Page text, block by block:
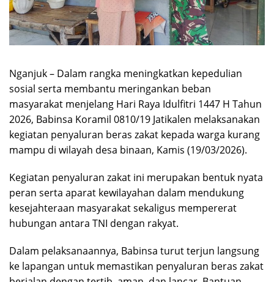
Nganjuk – Dalam rangka meningkatkan kepedulian
sosial serta membantu meringankan beban
masyarakat menjelang Hari Raya Idulfitri 1447 H Tahun
2026, Babinsa Koramil 0810/19 Jatikalen melaksanakan
kegiatan penyaluran beras zakat kepada warga kurang
mampu di wilayah desa binaan, Kamis (19/03/2026).
Kegiatan penyaluran zakat ini merupakan bentuk nyata
peran serta aparat kewilayahan dalam mendukung
kesejahteraan masyarakat sekaligus mempererat
hubungan antara TNI dengan rakyat.
Dalam pelaksanaannya, Babinsa turut terjun langsung
ke lapangan untuk memastikan penyaluran beras zakat